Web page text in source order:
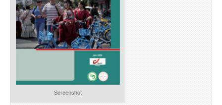
Screenshot